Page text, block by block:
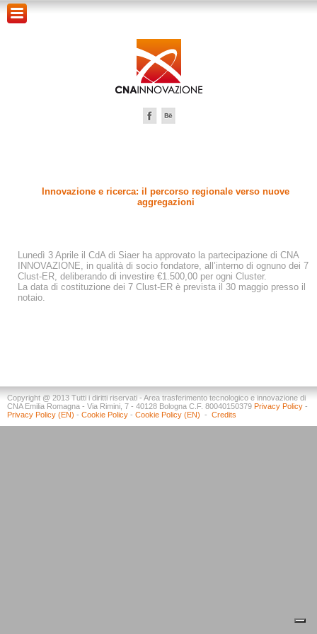
Innovazione e ricerca: il percorso regionale verso nuove
aggregazioni
Lunedì 3 Aprile il CdA di Siaer ha approvato la partecipazione di CNA
INNOVAZIONE, in qualità di socio fondatore, all’interno di ognuno dei 7
Clust-ER, deliberando di investire €1.500,00 per ogni Cluster.
La data di costituzione dei 7 Clust-ER è prevista il 30 maggio presso il
notaio.
Copyright @ 2013 Tutti i diritti riservati - Area trasferimento tecnologico e innovazione di
CNA Emilia Romagna - Via Rimini, 7 - 40128 Bologna C.F. 80040150379 Privacy Policy -
Privacy Policy (EN) - Cookie Policy - Cookie Policy (EN) - Credits